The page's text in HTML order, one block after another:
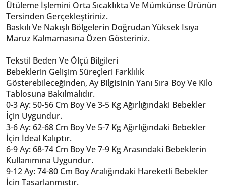
Ütüleme İşlemini Orta Sıcaklıkta Ve Mümkünse Ürünün
Tersinden Gerçekleştiriniz.
Baskılı Ve Nakışlı Bölgelerin Doğrudan Yüksek Isıya
Maruz Kalmamasına Özen Gösteriniz.
Tekstil Beden Ve Ölçü Bilgileri
Bebeklerin Gelişim Süreçleri Farklılık
Gösterebileceğinden, Ay Bilgisinin Yanı Sıra Boy Ve Kilo
Tablosuna Bakılmalıdır.
0-3 Ay: 50-56 Cm Boy Ve 3-5 Kg Ağırlığındaki Bebekler
İçin Uygundur.
3-6 Ay: 62-68 Cm Boy Ve 5-7 Kg Ağırlığındaki Bebekler
İçin İdeal Kalıptır.
6-9 Ay: 68-74 Cm Boy Ve 7-9 Kg Arasındaki Bebeklerin
Kullanımına Uygundur.
9-12 Ay: 74-80 Cm Boy Aralığındaki Hareketli Bebekler
İçin Tasarlanmıştır.